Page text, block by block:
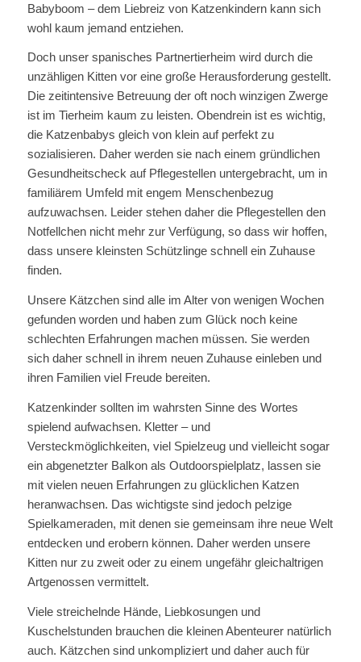
Babyboom – dem Liebreiz von Katzenkindern kann sich
wohl kaum jemand entziehen.
Doch unser spanisches Partnertierheim wird durch die
unzähligen Kitten vor eine große Herausforderung gestellt.
Die zeitintensive Betreuung der oft noch winzigen Zwerge
ist im Tierheim kaum zu leisten. Obendrein ist es wichtig,
die Katzenbabys gleich von klein auf perfekt zu
sozialisieren. Daher werden sie nach einem gründlichen
Gesundheitscheck auf Pflegestellen untergebracht, um in
familiärem Umfeld mit engem Menschenbezug
aufzuwachsen. Leider stehen daher die Pflegestellen den
Notfellchen nicht mehr zur Verfügung, so dass wir hoffen,
dass unsere kleinsten Schützlinge schnell ein Zuhause
finden.
Unsere Kätzchen sind alle im Alter von wenigen Wochen
gefunden worden und haben zum Glück noch keine
schlechten Erfahrungen machen müssen. Sie werden
sich daher schnell in ihrem neuen Zuhause einleben und
ihren Familien viel Freude bereiten.
Katzenkinder sollten im wahrsten Sinne des Wortes
spielend aufwachsen. Kletter – und
Versteckmöglichkeiten, viel Spielzeug und vielleicht sogar
ein abgenetzter Balkon als Outdoorspielplatz, lassen sie
mit vielen neuen Erfahrungen zu glücklichen Katzen
heranwachsen. Das wichtigste sind jedoch pelzige
Spielkameraden, mit denen sie gemeinsam ihre neue Welt
entdecken und erobern können. Daher werden unsere
Kitten nur zu zweit oder zu einem ungefähr gleichaltrigen
Artgenossen vermittelt.
Viele streichelnde Hände, Liebkosungen und
Kuschelstunden brauchen die kleinen Abenteurer natürlich
auch. Kätzchen sind unkompliziert und daher auch für